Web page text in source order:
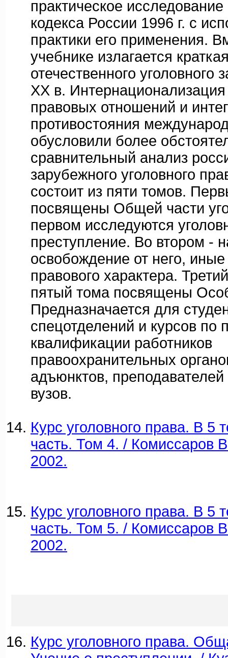
практическое исследование
кодекса России 1996 г. с
практики его применения.
учебнике излагается
отечественного уголовного
XX в. Интернационализация
правовых отношений и
противостояния
обусловили более
сравнительный анализ
зарубежного уголовного
состоит из пяти томов.
посвящены Общей части
первом исследуются
преступление. Во втором -
освобождение от него,
правового характера.
пятый тома посвящены
Предназначается для
спецотделений и курсов
квалификации работников
правоохранительных
адъюнктов,
вузов.
Курс уголовного права. В 5
часть. Том 4. / Комиссаров
2002.
Курс уголовного права. В 5
часть. Том 5. / Комиссаров
2002.
Курс уголовного права.